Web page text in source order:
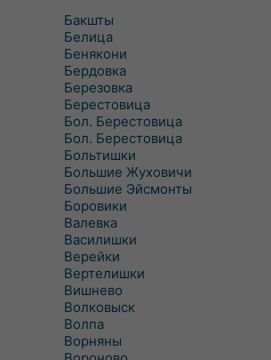
Бакшты
Белица
Бенякони
Бердовка
Березовка
Берестовица
Бол. Берестовица
Бол. Берестовица
Больтишки
Большие Жуховичи
Большие Эйсмонты
Боровики
Валевка
Василишки
Верейки
Вертелишки
Вишнево
Волковыск
Волпа
Ворняны